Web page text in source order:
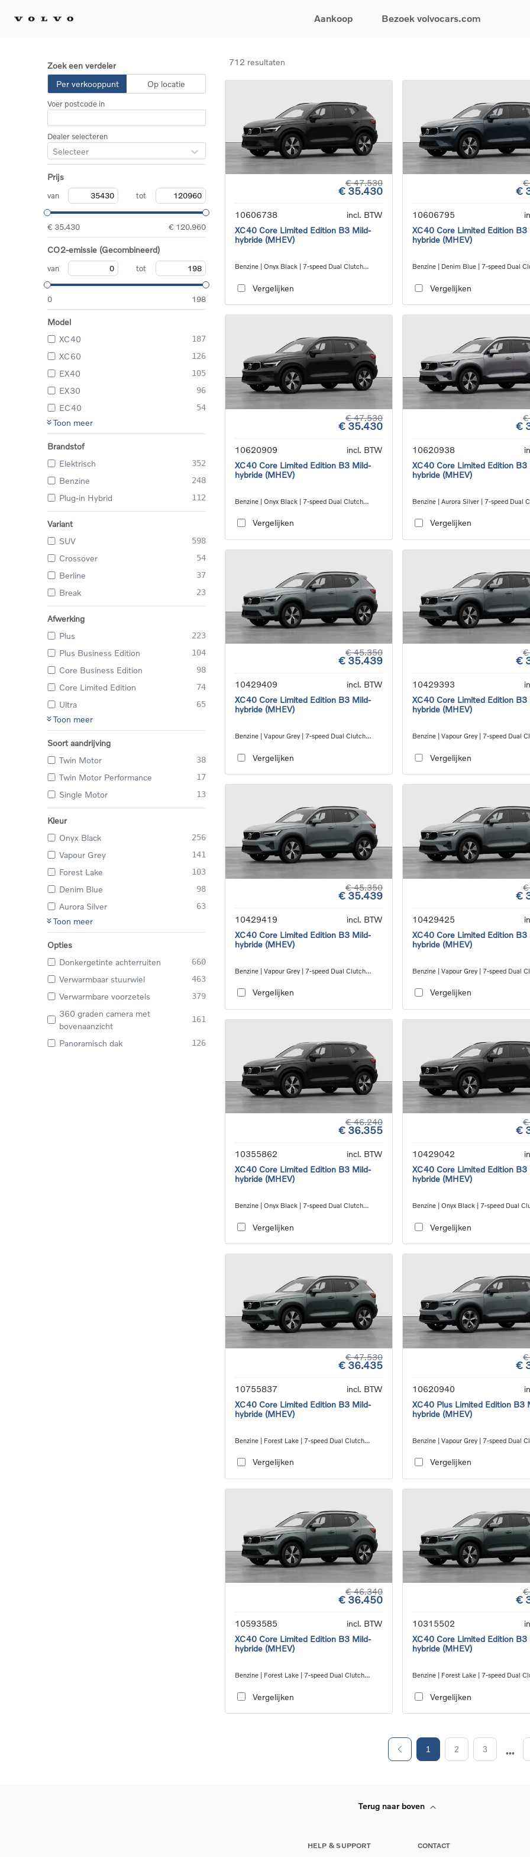
Aankoop
EX40
EC40
EX90
ES90
XC40
Plug-inhybride auto's
Mild hybrid auto's
Break
Sedan
Bezoek volvocars.com
Tijdelijke aanbiedingen
Gecertificeerde
tweedehandswagens
Fleet & Bedrijfswagens
Diplomatic & Special sales
Verzekeringen
Onderhoud &
Overname van uw
Volvo Support
Garantie
24/7
Zoek een verdeler
Per verkooppunt
Op locatie
Voer postcode in
Dealer selecteren
Selecteer
Prijs
van tot
€ 35.430 € 120.960
CO2-emissie (Gecombineerd)
van tot
0 198
Model
XC40
187
XC60 126
EX40 105
EX30 96
EC40 54
Toon meer
Brandstof
Elektrisch
352
Benzine 248
Plug-in Hybrid 112
Variant
SUV
598
Crossover 54
Berline 37
Break 23
Afwerking
Plus
223
Plus Business Edition 104
Core Business Edition 98
Core Limited Edition 74
Ultra 65
Toon meer
Soort aandrijving
Twin Motor
38
Twin Motor Performance 17
Single Motor 13
Kleur
Onyx Black
256
Vapour Grey 141
Forest Lake 103
Denim Blue 98
Aurora Silver 63
Toon meer
Opties
Donkergetinte achterruiten
660
Verwarmbaar stuurwiel 463
Verwarmbare voorzetels 379
360 graden camera met
bovenaanzicht
161
Panoramisch dak 126
712 resultaten
€ 47.530
€ 35.430
10606738
incl. BTW
XC40 Core Limited Edition B3 Mild-
hybride (MHEV)
Benzine | Onyx Black | 7-speed Dual Clutch
Vergelijken
€
€
10606795
XC40 Core Limited Edition B3
hybride (MHEV)
Benzine | Denim Blue | 7-speed Dual
Vergelijken
€ 47.530
€ 35.430
10620909
incl. BTW
XC40 Core Limited Edition B3 Mild-
hybride (MHEV)
Benzine | Onyx Black | 7-speed Dual Clutch
Vergelijken
€
€
10620938
XC40 Core Limited Edition B3
hybride (MHEV)
Benzine | Aurora Silver | 7-speed Dual
Vergelijken
€ 45.350
€ 35.439
10429409
incl. BTW
XC40 Core Limited Edition B3 Mild-
hybride (MHEV)
Benzine | Vapour Grey | 7-speed Dual Clutch
Vergelijken
€
€
10429393
XC40 Core Limited Edition B3
hybride (MHEV)
Benzine | Vapour Grey | 7-speed Dual
Vergelijken
€ 45.350
€ 35.439
10429419
incl. BTW
XC40 Core Limited Edition B3 Mild-
hybride (MHEV)
Benzine | Vapour Grey | 7-speed Dual Clutch
Vergelijken
€
€
10429425
XC40 Core Limited Edition B3
hybride (MHEV)
Benzine | Vapour Grey | 7-speed Dual
Vergelijken
€ 46.240
€ 36.355
10355862
incl. BTW
XC40 Core Limited Edition B3 Mild-
hybride (MHEV)
Benzine | Onyx Black | 7-speed Dual Clutch
Vergelijken
€
€
10429042
XC40 Core Limited Edition B3
hybride (MHEV)
Benzine | Onyx Black | 7-speed Dual
Vergelijken
€ 47.530
€ 36.435
10755837
incl. BTW
XC40 Core Limited Edition B3 Mild-
hybride (MHEV)
Benzine | Forest Lake | 7-speed Dual Clutch
Vergelijken
€
€
10620940
XC40 Plus Limited Edition B3
hybride (MHEV)
Benzine | Vapour Grey | 7-speed Dual
Vergelijken
€ 46.340
€ 36.450
10593585
incl. BTW
XC40 Core Limited Edition B3 Mild-
hybride (MHEV)
Benzine | Forest Lake | 7-speed Dual Clutch
Vergelijken
€
€
10315502
XC40 Core Limited Edition B3
hybride (MHEV)
Benzine | Forest Lake | 7-speed Dual
Vergelijken
1 2 3
Terug naar boven
HELP & SUPPORT CONTACT